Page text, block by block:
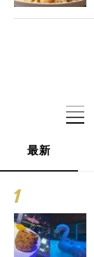
最新